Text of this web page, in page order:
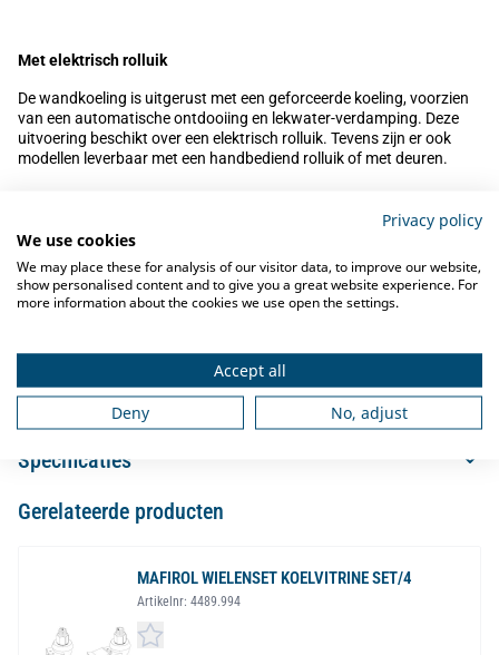
Met elektrischrolluik
De wandkoeling is uitgerust met een geforceerde koeling, voorzien
van een automatische ontdooiing en lekwater-verdamping. Deze
uitvoering beschikt over een elektrisch rolluik. Tevens zijn er ook
modellen leverbaar met een handbediend rolluik of met deuren.
Kenmerken van deze wandkoeling
- Zeer stevige constructie
- Koppelbaar met andere Mafirol wandkoelingen
- Koof met zuinige led-verlichting
- Voorzien van elektrisch rolluik
- Tegen meerprijs ook leverbaar in diverse standaard RAL-kleuren of
rvs
Specificaties
Gerelateerde producten
MAFIROL WIELENSET KOELVITRINE SET/4
Artikelnr: 4489.994
Privacy policy
We use cookies
We may place these for analysis of our visitor data, to improve our website,
show personalised content and to give you a great website experience. For
more information about the cookies we use open the settings.
Accept all
Deny
No, adjust